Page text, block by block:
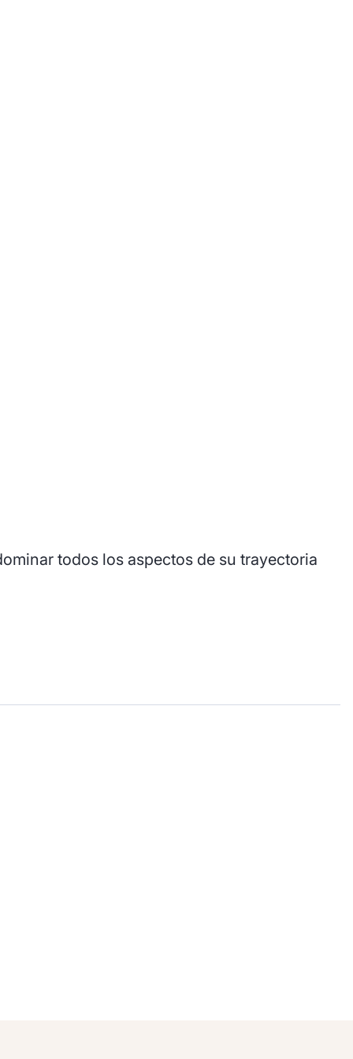
todos los aspectos de su trayectoria